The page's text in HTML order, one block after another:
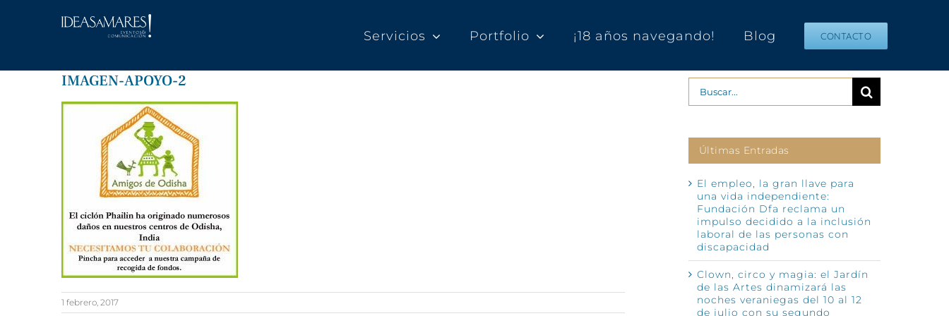
Servicios Portfolio ¡18 años navegando! Blog CONTACTO
IMAGEN-APOYO-2
1 febrero, 2017
Buscar:
Últimas Entradas
El empleo, la gran llave para
una vida independiente:
Fundación Dfa reclama un
impulso decidido a la inclusión
laboral de las personas con
discapacidad
Clown, circo y magia: el Jardín
de las Artes dinamizará las
noches veraniegas del 10 al 12
de julio con su segundo